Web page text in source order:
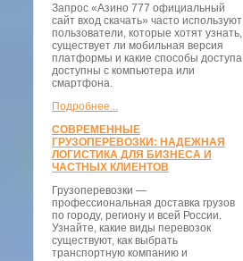
Запрос «Азино 777 официальный
сайт вход скачать» часто используют
пользователи, которые хотят узнать,
существует ли мобильная версия
платформы и какие способы доступа
доступны с компьютера или
смартфона.
Подробнее...
СОВРЕМЕННЫЕ
ГРУЗОПЕРЕВОЗКИ: НАДЕЖНАЯ
ЛОГИСТИКА ДЛЯ БИЗНЕСА И
ЧАСТНЫХ КЛИЕНТОВ
Грузоперевозки —
профессиональная доставка грузов
по городу, региону и всей России.
Узнайте, какие виды перевозок
существуют, как выбрать
транспортную компанию и